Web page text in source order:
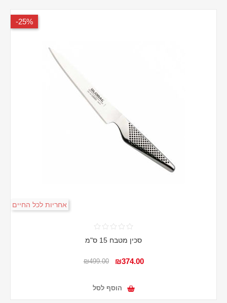
25%-
אחריות לכל החיים
סכין מטבח 15 ס"מ
₪374.00
₪499.00
הוסף לסל